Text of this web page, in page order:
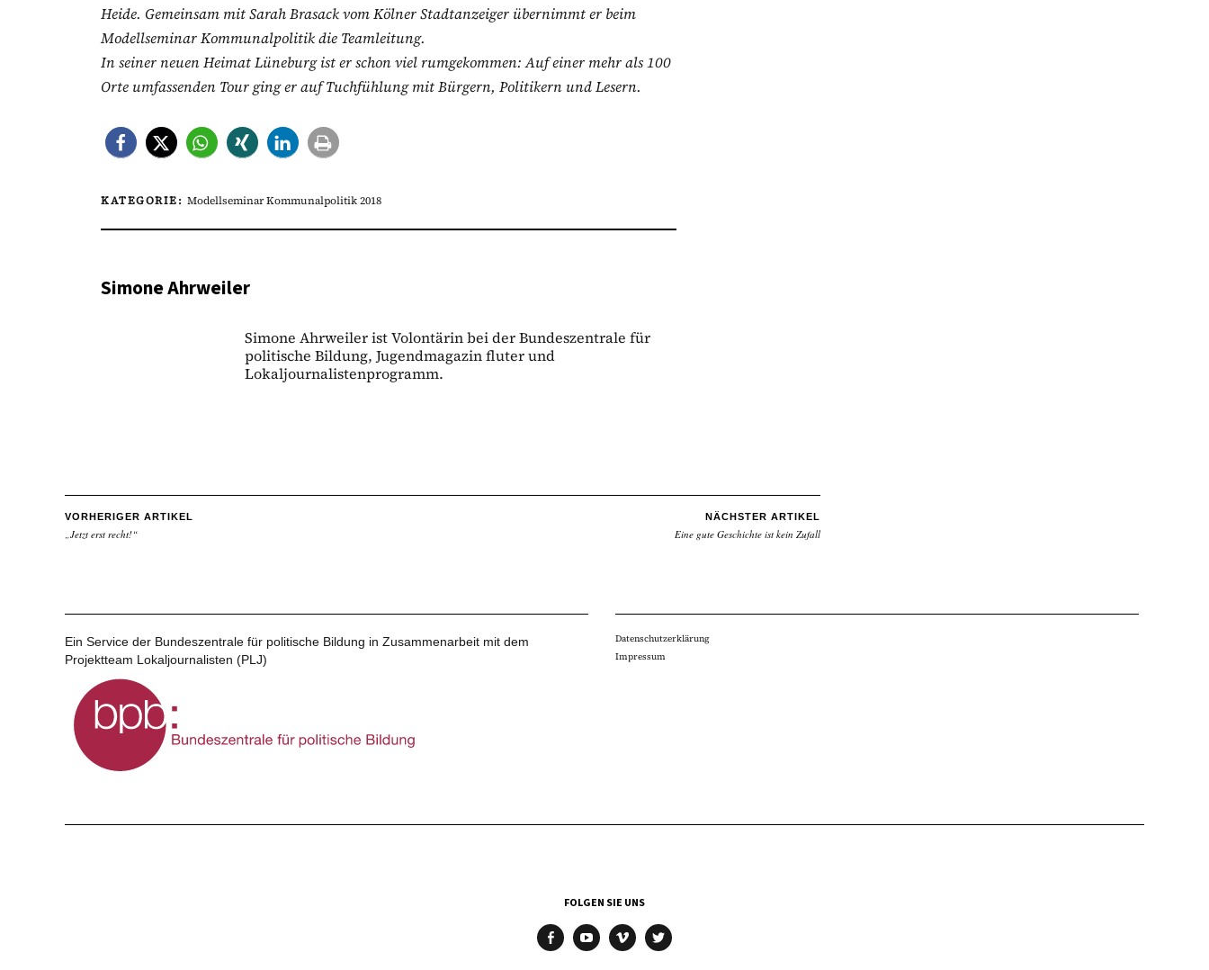
Heide. Gemeinsam mit Sarah Brasack vom Kölner Stadtanzeiger übernimmt er beim
Modellseminar Kommunalpolitik die Teamleitung.
In seiner neuen Heimat Lüneburg ist er schon viel rumgekommen: Auf einer mehr als 100
Orte umfassenden Tour ging er auf Tuchfühlung mit Bürgern, Politikern und Lesern.
KATEGORIE: Modellseminar Kommunalpolitik 2018
Simone Ahrweiler
Simone Ahrweiler ist Volontärin bei der Bundeszentrale für
politische Bildung, Jugendmagazin fluter und
Lokaljournalistenprogramm.
VORHERIGER ARTIKEL
„Jetzt erst recht!“
NÄCHSTER ARTIKEL
Eine gute Geschichte ist kein Zufall
Ein Service der Bundeszentrale für politische Bildung in Zusammenarbeit mit dem
Projektteam Lokaljournalisten (PLJ)
Datenschutzerklärung
Impressum
FOLGEN SIE UNS